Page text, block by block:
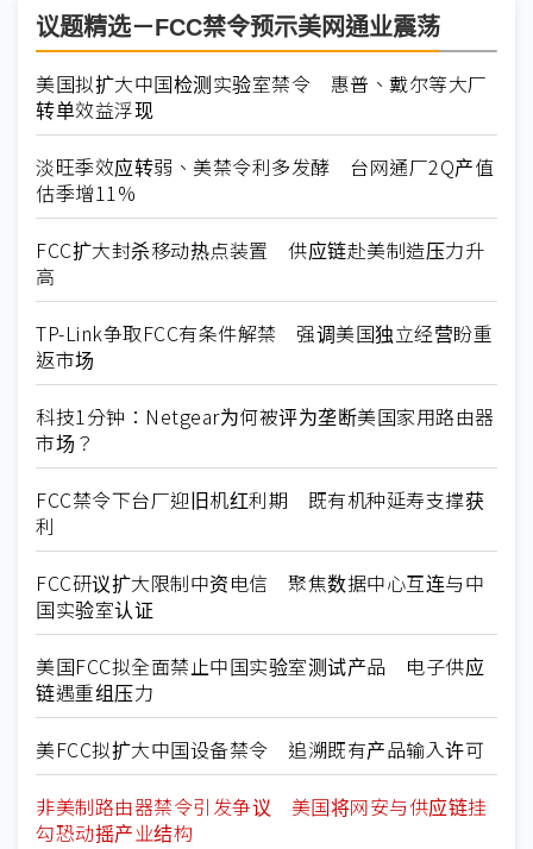
议题精选－FCC禁令预示美网通业震荡
美国拟扩大中国检测实验室禁令 惠普、戴尔等大厂
转单效益浮现
淡旺季效应转弱、美禁令利多发酵 台网通厂2Q产值
估季增11%
FCC扩大封杀移动热点装置 供应链赴美制造压力升
高
TP-Link争取FCC有条件解禁 强调美国独立经营盼重
返市场
科技1分钟：Netgear为何被评为垄断美国家用路由器
市场？
FCC禁令下台厂迎旧机红利期 既有机种延寿支撑获
利
FCC研议扩大限制中资电信 聚焦数据中心互连与中
国实验室认证
美国FCC拟全面禁止中国实验室测试产品 电子供应
链遇重组压力
美FCC拟扩大中国设备禁令 追溯既有产品输入许可
非美制路由器禁令引发争议 美国将网安与供应链挂
勾恐动摇产业结构